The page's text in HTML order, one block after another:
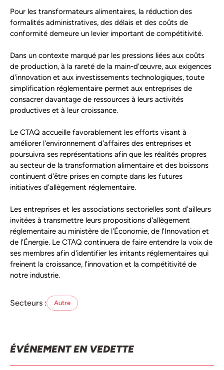
Pour les transformateurs alimentaires, la réduction des
formalités administratives, des délais et des coûts de
conformité demeure un levier important de compétitivité.
Dans un contexte marqué par les pressions liées aux coûts
de production, à la rareté de la main-d'œuvre, aux exigences
d'innovation et aux investissements technologiques, toute
simplification réglementaire permet aux entreprises de
consacrer davantage de ressources à leurs activités
productives et à leur croissance.
Le CTAQ accueille favorablement les efforts visant à
améliorer l'environnement d'affaires des entreprises et
poursuivra ses représentations afin que les réalités propres
au secteur de la transformation alimentaire et des boissons
continuent d'être prises en compte dans les futures
initiatives d'allègement réglementaire.
Les entreprises et les associations sectorielles sont d'ailleurs
invitées à transmettre leurs propositions d'allègement
réglementaire au ministère de l'Économie, de l'Innovation et
de l'Énergie. Le CTAQ continuera de faire entendre la voix de
ses membres afin d'identifier les irritants réglementaires qui
freinent la croissance, l'innovation et la compétitivité de
notre industrie.
Secteurs : Autre
ÉVÉNEMENT EN VEDETTE